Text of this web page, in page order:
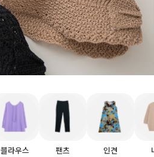
블라우스 팬츠 인견